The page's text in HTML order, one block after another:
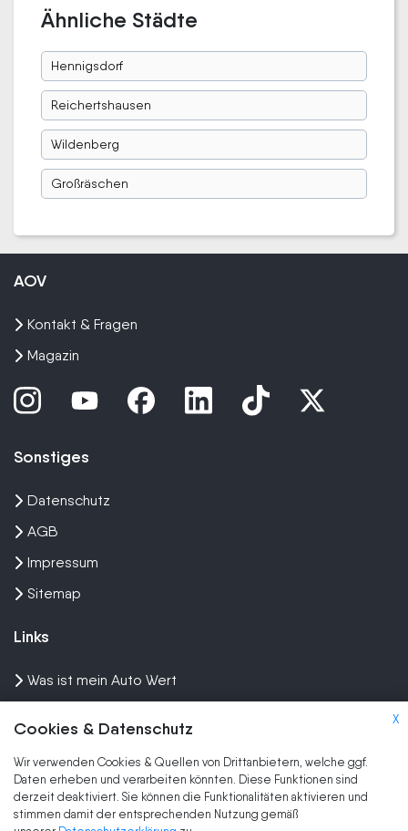
Ähnliche Städte
Hennigsdorf
Reichertshausen
Wildenberg
Großräschen
X
Cookies & Datenschutz
Wir verwenden Cookies & Quellen von Drittanbietern, welche ggf.
Daten erheben und verarbeiten könnten. Diese Funktionen sind
derzeit deaktiviert. Sie können die Funktionalitäten aktivieren und
stimmen damit der entsprechenden Nutzung gemäß
AOV
Kontakt & Fragen
Magazin
Sonstiges
Datenschutz
AGB
Impressum
Sitemap
Links
Was ist mein Auto Wert
Wir kaufen dein Auto
Marken